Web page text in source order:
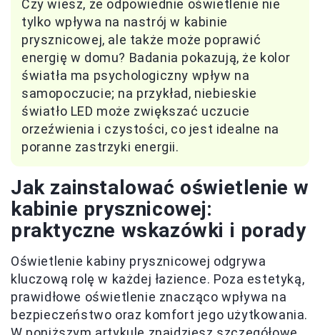
Czy wiesz, że odpowiednie oświetlenie nie
tylko wpływa na nastrój w kabinie
prysznicowej, ale także może poprawić
energię w domu? Badania pokazują, że kolor
światła ma psychologiczny wpływ na
samopoczucie; na przykład, niebieskie
światło LED może zwiększać uczucie
orzeźwienia i czystości, co jest idealne na
poranne zastrzyki energii.
Jak zainstalować oświetlenie w
kabinie prysznicowej:
praktyczne wskazówki i porady
Oświetlenie kabiny prysznicowej odgrywa
kluczową rolę w każdej łazience. Poza estetyką,
prawidłowe oświetlenie znacząco wpływa na
bezpieczeństwo oraz komfort jego użytkowania.